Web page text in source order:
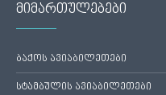
მიმართულებები
ბაქოს ავიაბილეთები
სტამბულის ავიაბილეთები